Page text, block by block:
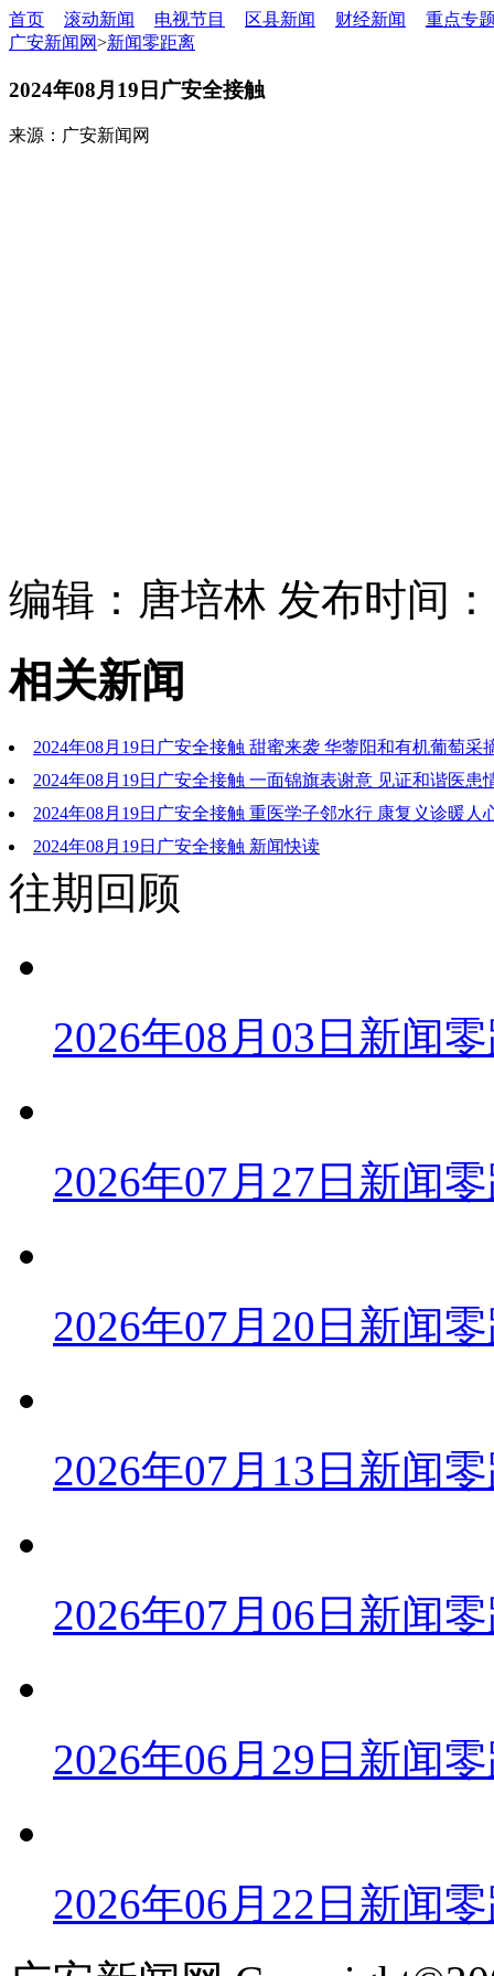
首页 滚动新闻 电视节目 区县新闻 财经新闻
重点专
广安新闻网>新闻零距离
2024年08月19日广安全接触
来源：广安新闻网
编辑：唐培林 发布时间
相关新闻
2024年08月19日广安全接触 甜蜜来袭 华蓥阳和有机葡萄采
2024年08月19日广安全接触 一面锦旗表谢意 见证和谐医患
2024年08月19日广安全接触 重医学子邻水行 康复义诊暖人
2024年08月19日广安全接触 新闻快读
往期回顾
2026年08月03日新闻
2026年07月27日新闻
2026年07月20日新闻
2026年07月13日新闻
2026年07月06日新闻
2026年06月29日新闻
2026年06月22日新闻